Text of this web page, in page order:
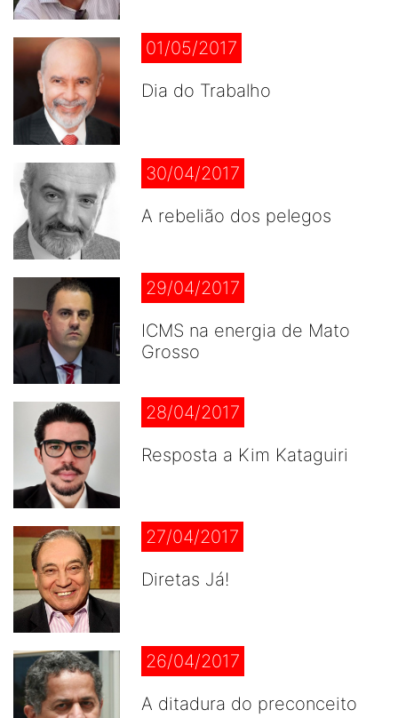
01/05/2017
Dia do Trabalho
30/04/2017
A rebelião dos pelegos
29/04/2017
ICMS na energia de Mato
Grosso
28/04/2017
Resposta a Kim Kataguiri
27/04/2017
Diretas Já!
26/04/2017
A ditadura do preconceito